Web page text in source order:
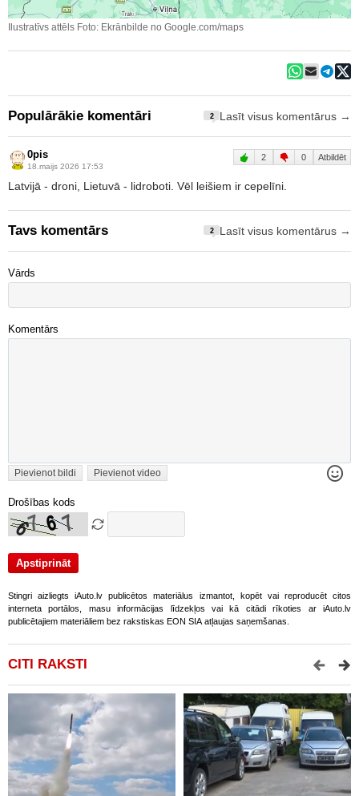
Ilustratīvs attēls Foto: Ekrānbilde no Google.com/maps
Populārākie komentāri 2 Lasīt visus komentārus →
0pis
18.maijs 2026 17:53
2 0 Atbildēt
Latvijā - droni, Lietuvā - lidroboti. Vēl leišiem ir cepelīni.
Tavs komentārs 2 Lasīt visus komentārus →
Vārds
Komentārs
Pievienot bildi Pievienot video
Drošības kods
Stingri aizliegts iAuto.lv publicētos materiālus izmantot, kopēt vai reproducēt citos
interneta portālos, masu informācijas līdzekļos vai kā citādi rīkoties ar iAuto.lv
publicētajiem materiāliem bez rakstiskas EON SIA atļaujas saņemšanas.
CITI RAKSTI